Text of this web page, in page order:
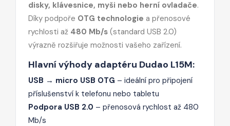
disky, klávesnice, myši nebo herní ovladače.
Díky podpoře OTG technologie a přenosové
rychlosti až 480 Mb/s (standard USB 2.0)
výrazně rozšiřuje možnosti vašeho zařízení.
Hlavní výhody adaptéru Dudao L15M:
USB → micro USB OTG – ideální pro připojení
příslušenství k telefonu nebo tabletu
Podpora USB 2.0 – přenosová rychlost až 480
Mb/s